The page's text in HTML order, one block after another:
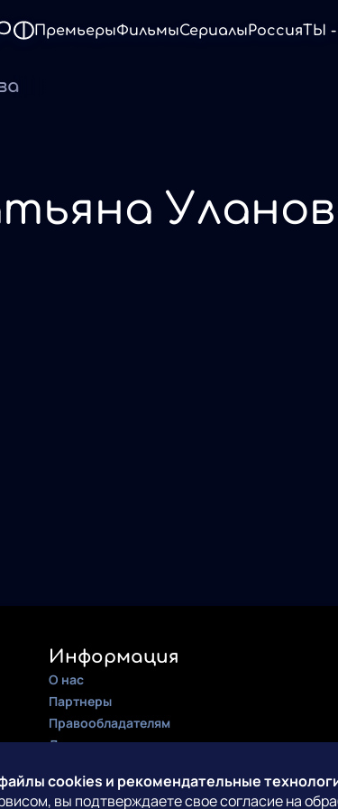
ПремьерыФильмыСериалыРоссияТЫ -
cookies и рекомендательные
вы подтверждаете свое согласие на
Информация
О нас
Партнеры
Правообладателям
Документация